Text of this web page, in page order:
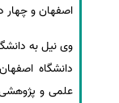
اصفهان و چهار
وی نیل به
دانشگاه
علمی و پژوهشی